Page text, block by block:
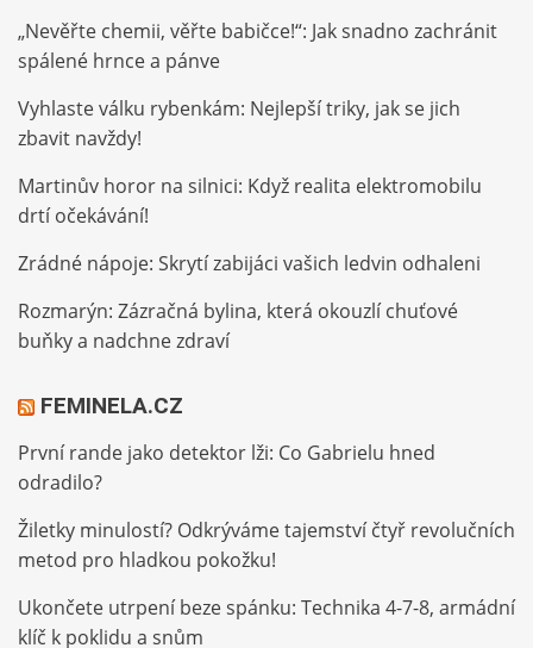
„Nevěřte chemii, věřte babičce!“: Jak snadno zachránit
spálené hrnce a pánve
Vyhlaste válku rybenkám: Nejlepší triky, jak se jich
zbavit navždy!
Martinův horor na silnici: Když realita elektromobilu
drtí očekávání!
Zrádné nápoje: Skrytí zabijáci vašich ledvin odhaleni
Rozmarýn: Zázračná bylina, která okouzlí chuťové
buňky a nadchne zdraví
FEMINELA.CZ
První rande jako detektor lži: Co Gabrielu hned
odradilo?
Žiletky minulostí? Odkrýváme tajemství čtyř revolučních
metod pro hladkou pokožku!
Ukončete utrpení beze spánku: Technika 4-7-8, armádní
klíč k poklidu a snům